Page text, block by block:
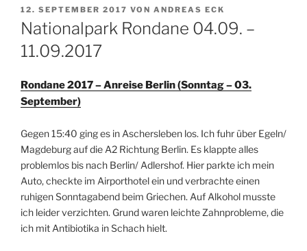
VERÖFFENTLICHT
AM
12. SEPTEMBER 2017 VON ANDREAS ECK
Nationalpark Rondane 04.09. –
11.09.2017
Rondane 2017 – Anreise Berlin (Sonntag – 03.
September)
Gegen 15:40 ging es in Aschersleben los. Ich fuhr über Egeln/
Magdeburg auf die A2 Richtung Berlin. Es klappte alles
problemlos bis nach Berlin/ Adlershof. Hier parkte ich mein
Auto, checkte im Airporthotel ein und verbrachte einen
ruhigen Sonntagabend beim Griechen. Auf Alkohol musste
ich leider verzichten. Grund waren leichte Zahnprobleme, die
ich mit Antibiotika in Schach hielt.